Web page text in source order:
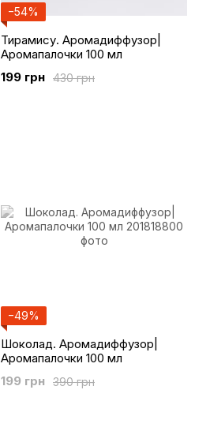
−54%
Тирамису. Аромадиффузор|
Аромапалочки 100 мл
430 грн
199 грн
−49%
Шоколад. Аромадиффузор|
Аромапалочки 100 мл
390 грн
199 грн